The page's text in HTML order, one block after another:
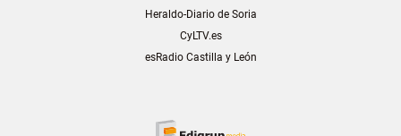
Heraldo-Diario de Soria
CyLTV.es
esRadio Castilla y León